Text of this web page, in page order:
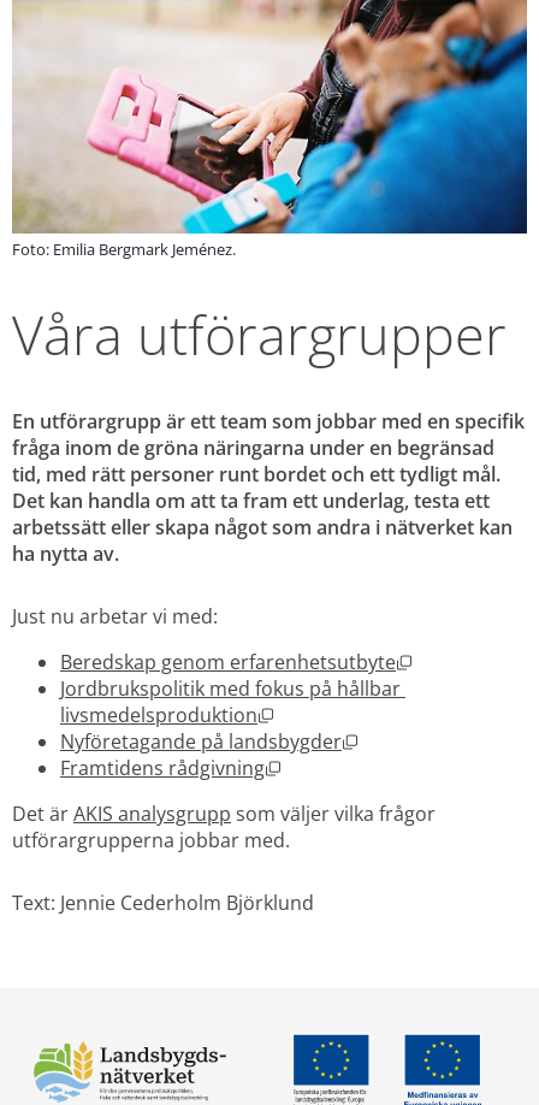
Foto: Emilia Bergmark Jeménez.
Våra utförargrupper
En utförargrupp är ett team som jobbar med en specifik
fråga inom de gröna näringarna under en begränsad
tid, med rätt personer runt bordet och ett tydligt mål.
Det kan handla om att ta fram ett underlag, testa ett
arbetssätt eller skapa något som andra i nätverket kan
ha nytta av.
Just nu arbetar vi med:
Beredskap genom erfarenhetsutbyte
Jordbrukspolitik med fokus på hållbar
livsmedelsproduktion
Nyföretagande på landsbygder
Framtidens rådgivning
Det är AKIS analysgrupp som väljer vilka frågor
utförargrupperna jobbar med.
Text: Jennie Cederholm Björklund